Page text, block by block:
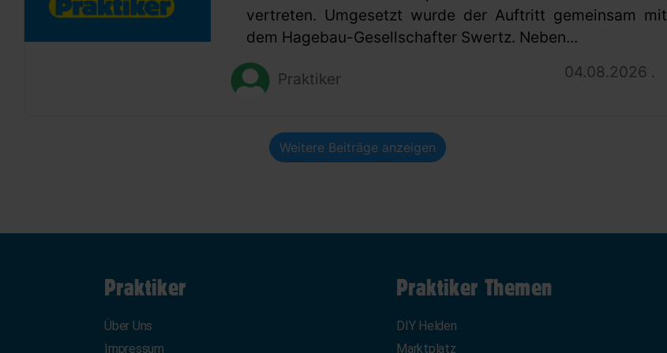
vertreten. Umgesetzt wurde der Auftritt gemeinsam mit
dem Hagebau-Gesellschafter Swertz. Neben...
Praktiker 04.08.2026 .
Weitere Beiträge anzeigen
Praktiker
Über Uns
Impressum
Praktiker Themen
DIY Helden
Marktplatz